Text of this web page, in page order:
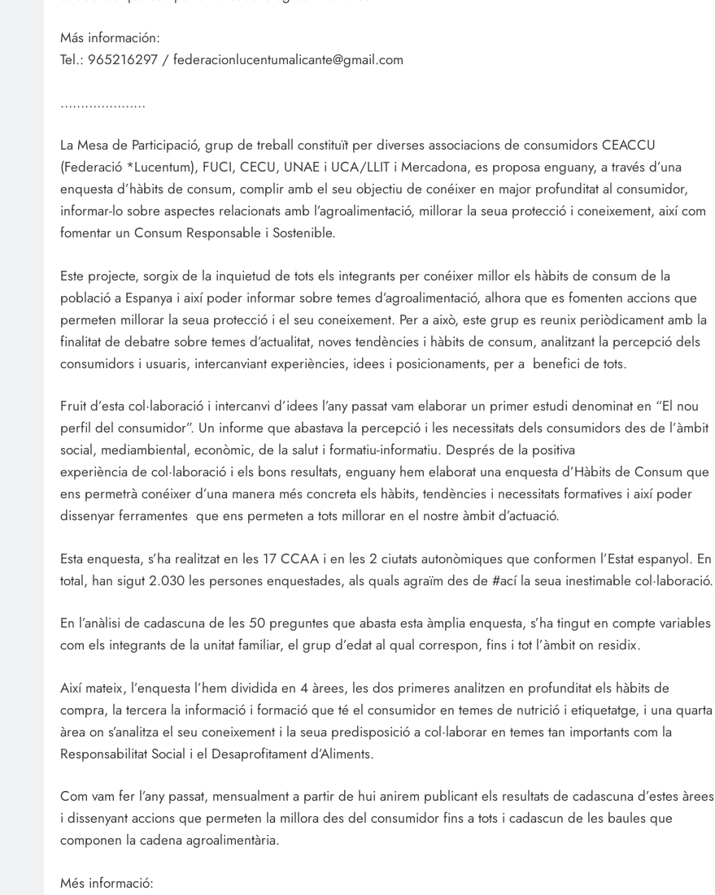
Más información:
Tel.: 965216297 / federacionlucentumalicante@gmail.com
…………………
La Mesa de Participació, grup de treball constituït per diverses associacions de consumidors CEACCU
(Federació *Lucentum), FUCI, CECU, UNAE i UCA/LLIT i Mercadona, es proposa enguany, a través d’una
enquesta d’hàbits de consum, complir amb el seu objectiu de conéixer en major profunditat al consumidor,
informar-lo sobre aspectes relacionats amb l’agroalimentació, millorar la seua protecció i coneixement, així com
fomentar un Consum Responsable i Sostenible.
Este projecte, sorgix de la inquietud de tots els integrants per conéixer millor els hàbits de consum de la
població a Espanya i així poder informar sobre temes d’agroalimentació, alhora que es fomenten accions que
permeten millorar la seua protecció i el seu coneixement. Per a això, este grup es reunix periòdicament amb la
finalitat de debatre sobre temes d’actualitat, noves tendències i hàbits de consum, analitzant la percepció dels
consumidors i usuaris, intercanviant experiències, idees i posicionaments, per a benefici de tots.
Fruit d’esta col·laboració i intercanvi d’idees l’any passat vam elaborar un primer estudi denominat en “El nou
perfil del consumidor”. Un informe que abastava la percepció i les necessitats dels consumidors des de l’àmbit
social, mediambiental, econòmic, de la salut i formatiu-informatiu. Després de la positiva
experiència de col·laboració i els bons resultats, enguany hem elaborat una enquesta d’Hàbits de Consum que
ens permetrà conéixer d’una manera més concreta els hàbits, tendències i necessitats formatives i així poder
dissenyar ferramentes que ens permeten a tots millorar en el nostre àmbit d’actuació.
Esta enquesta, s’ha realitzat en les 17 CCAA i en les 2 ciutats autonòmiques que conformen l’Estat espanyol. En
total, han sigut 2.030 les persones enquestades, als quals agraïm des de #ací la seua inestimable col·laboració.
En l’anàlisi de cadascuna de les 50 preguntes que abasta esta àmplia enquesta, s’ha tingut en compte variables
com els integrants de la unitat familiar, el grup d’edat al qual correspon, fins i tot l’àmbit on residix.
Així mateix, l’enquesta l’hem dividida en 4 àrees, les dos primeres analitzen en profunditat els hàbits de
compra, la tercera la informació i formació que té el consumidor en temes de nutrició i etiquetatge, i una quarta
àrea on s’analitza el seu coneixement i la seua predisposició a col·laborar en temes tan importants com la
Responsabilitat Social i el Desaprofitament d’Aliments.
Com vam fer l’any passat, mensualment a partir de hui anirem publicant els resultats de cadascuna d’estes àrees
i dissenyant accions que permeten la millora des del consumidor fins a tots i cadascun de les baules que
componen la cadena agroalimentària.
Més informació: